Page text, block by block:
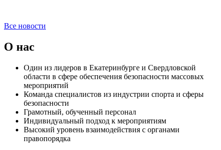
Все новости
О нас
Один из лидеров в Екатеринбурге и Свердловской
области в сфере обеспечения безопасности массовых
мероприятий
Команда специалистов из индустрии спорта и сферы
безопасности
Грамотный, обученный персонал
Индивидуальный подход к мероприятиям
Высокий уровень взаимодействия с органами
правопорядка